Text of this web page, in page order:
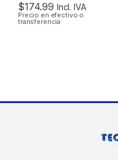
$174.99 Incl. IVA
Precio en efectivo o
transferencia